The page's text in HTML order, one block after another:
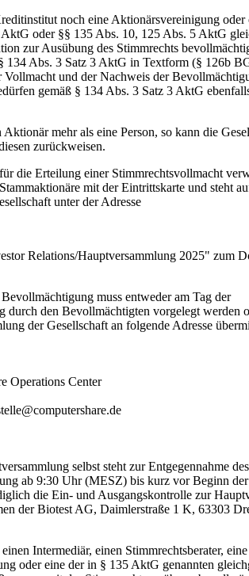
noch eine Aktionärsvereinigung oder
oder §§ 135 Abs. 10, 125 Abs. 5 AktG
zur Ausübung des Stimmrechts
134 Abs. 3 Satz 3 AktG in Textform (§ 126b
und der Nachweis der
gemäß § 134 Abs. 3 Satz 3 AktG
mehr als eine Person, so kann die
zurückweisen.
die Erteilung einer Stimmrechtsvollmacht
mit der Eintrittskarte und steht
unter der Adresse
Relations/Hauptversammlung 2025" zum
muss entweder am Tag der
durch den Bevollmächtigten vorgelegt werden
der Gesellschaft an folgende Adresse
Operations Center
selbst steht zur Entgegennahme
ab 9:30 Uhr (MESZ) bis kurz vor Beginn der
die Ein- und Ausgangskontrolle zur
der Biotest AG, Daimlerstraße 1 K, 63303
Intermediär, einen Stimmrechtsberater, eine
oder eine der in § 135 AktG genannten